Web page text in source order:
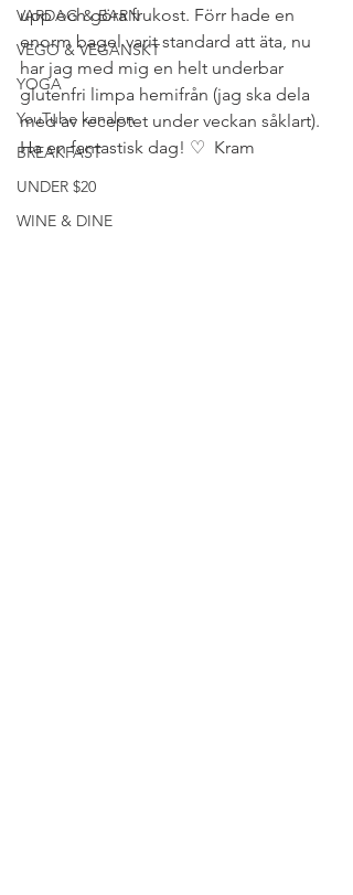
VARDAG & BARN
VEGO & VEGANSKT
YOGA
YouTube kanalen
BREAKFAST
UNDER $20
WINE & DINE
upp och göra frukost. Förr hade en
enorm bagel varit standard att äta, nu
har jag med mig en helt underbar
glutenfri limpa hemifrån (jag ska dela
med av receptet under veckan såklart).
Ha en fantastisk dag! ♡  Kram